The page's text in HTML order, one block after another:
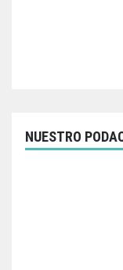
NUESTRO